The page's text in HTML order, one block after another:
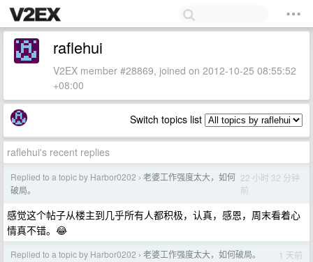
raflehui
V2EX member #28869, joined on 2012-10-25 08:55:52
+08:00
Switch topics list
raflehui's recent replies
Replied to a topic by Harbor0202 › 老婆工作强度太大，如何
破局。
22 小时 32 分钟
前
感觉这个帖子从楼主到几乎所有人都积极，认真，感恩，周末看着心
情真不错。😂
Replied to a topic by Harbor0202 › 老婆工作强度太大，如何破局。 1 天前